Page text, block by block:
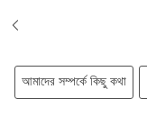
আমাদের সম্পর্কে কিছু কথা